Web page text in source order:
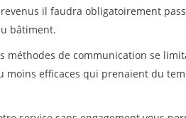
il faudra obligatoirement
bâtiment.
méthodes de communication se
moins efficaces qui prenaient du